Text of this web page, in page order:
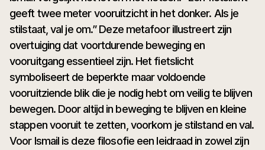
geeft twee meter vooruitzicht in het donker. Als je
stilstaat, val je om.” Deze metafoor illustreert zijn
overtuiging dat voortdurende beweging en
vooruitgang essentieel zijn. Het fietslicht
symboliseert de beperkte maar voldoende
vooruitziende blik die je nodig hebt om veilig te blijven
bewegen. Door altijd in beweging te blijven en kleine
stappen vooruit te zetten, voorkom je stilstand en val.
Voor Ismail is deze filosofie een leidraad in zowel zijn